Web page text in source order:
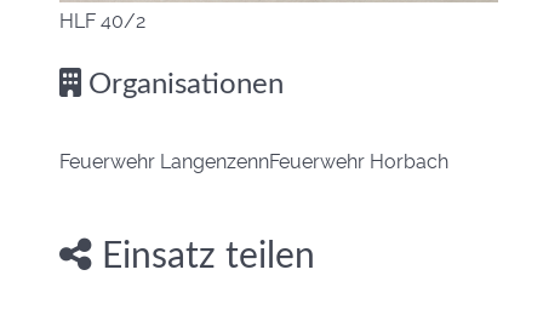
HLF 40/2
Organisationen
Feuerwehr LangenzennFeuerwehr Horbach
Einsatz teilen